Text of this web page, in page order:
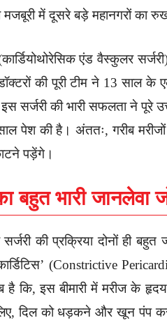
मजबूरी में दूसरे बड़े महानगरों का
एंड वैस्कुलर
की पूरी टीम ने 13 साल के
सर्जरी की भारी सफलता ने पूरे
पेश की है। अंततः, गरीब
पड़ेंगे।
बहुत भारी जानलेवा
की प्रक्रिया दोनों ही
(Constrictive
है कि, इस बीमारी में मरीज के
दिल को धड़कने और खून पंप